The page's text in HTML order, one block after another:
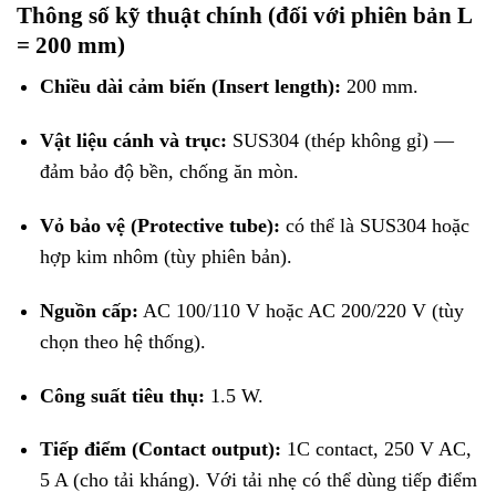
Thông số kỹ thuật chính (đối với phiên bản L
= 200 mm)
Chiều dài cảm biến (Insert length): 200 mm.
Vật liệu cánh và trục: SUS304 (thép không gỉ) —
đảm bảo độ bền, chống ăn mòn.
Vỏ bảo vệ (Protective tube): có thể là SUS304 hoặc
hợp kim nhôm (tùy phiên bản).
Nguồn cấp: AC 100/110 V hoặc AC 200/220 V (tùy
chọn theo hệ thống).
Công suất tiêu thụ: 1.5 W.
Tiếp điểm (Contact output): 1C contact, 250 V AC,
5 A (cho tải kháng). Với tải nhẹ có thể dùng tiếp điểm